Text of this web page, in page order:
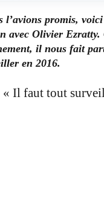
l’avions promis,
avec Olivier Ezratty.
il nous fait
en 2016.
« Il faut tout